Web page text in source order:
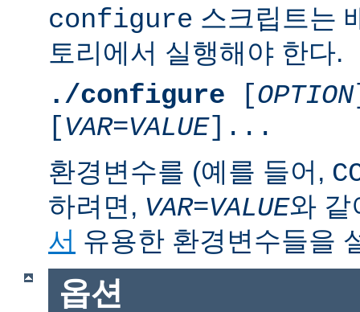
configure 스크립트는
토리에서 실행해야 한다.
./configure [OPTION
[VAR=VALUE]...
환경변수를 (예를 들어,
하려면, VAR=VALUE와
서 유용한 환경변수들을
옵션